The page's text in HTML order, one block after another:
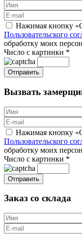
Нажимая кнопку
Пользовательского
обработку моих
Число с картинки *
Вызвать
Нажимая кнопку
Пользовательского
обработку моих
Число с картинки *
Заказ со склада